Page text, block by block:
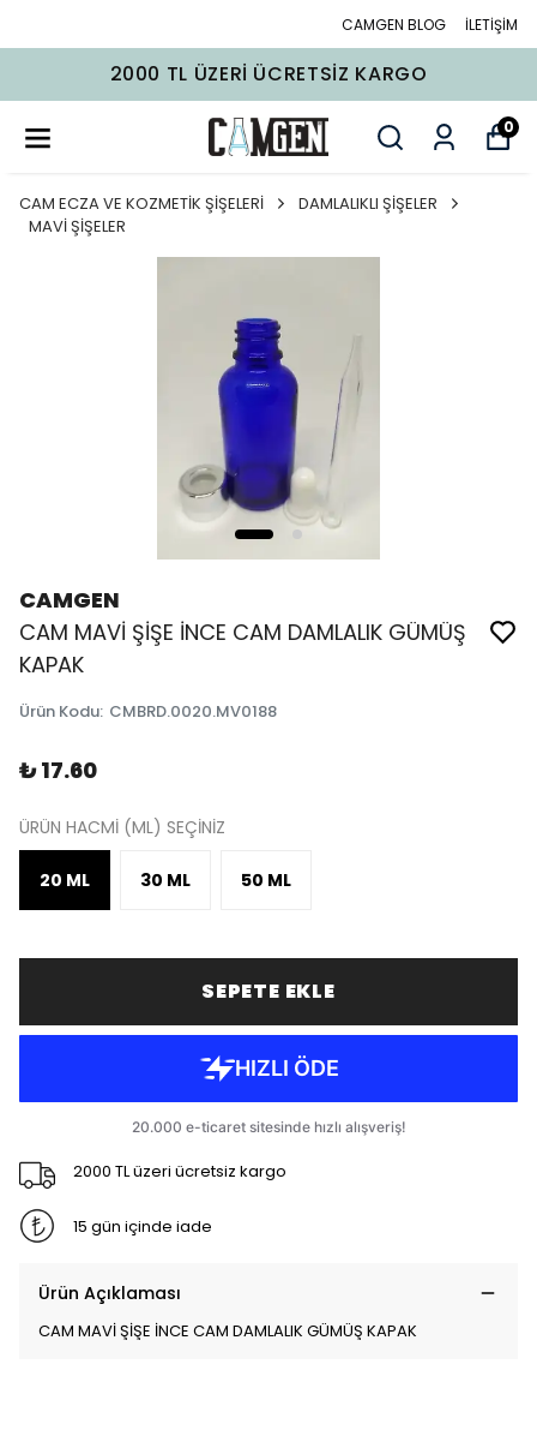
CAMGEN BLOG İLETİŞİM
2000 TL ÜZERI ÜCRETSIZ KARGO
0
CAM ECZA VE KOZMETİK ŞİŞELERİ
DAMLALIKLI ŞİŞELER
MAVİ ŞİŞELER
CAMGEN
CAM MAVİ ŞİŞE İNCE CAM DAMLALIK GÜMÜŞ
KAPAK
Ürün Kodu: CMBRD.0020.MV0188
₺ 17.60
ÜRÜN HACMİ (ML) SEÇİNİZ
20 ML 30 ML 50 ML
SEPETE EKLE
2000 TL üzeri ücretsiz kargo
15 gün içinde iade
Ürün Açıklaması
CAM MAVİ ŞİŞE İNCE CAM DAMLALIK GÜMÜŞ KAPAK